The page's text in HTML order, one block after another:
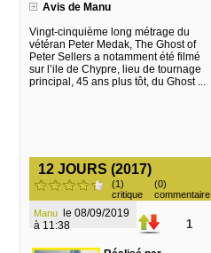
Avis de Manu
Vingt-cinquième long métrage du
vétéran Peter Medak, The Ghost of
Peter Sellers a notamment été filmé
sur l’ile de Chypre, lieu de tournage
principal, 45 ans plus tôt, du Ghost ...
12 JOURS (2017)
(1)
critique
(0)
commentaire
Manu
à 11:38
1